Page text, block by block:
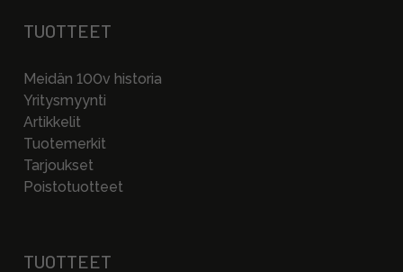
TUOTTEET
Meidän 100v historia
Yritysmyynti
Artikkelit
Tuotemerkit
Tarjoukset
Poistotuotteet
TUOTTEET